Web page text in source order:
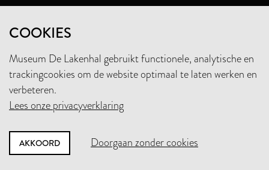
COOKIES
Museum De Lakenhal gebruikt functionele, analytische en
trackingcookies om de website optimaal te laten werken en
verbeteren.
Lees onze privacyverklaring
AKKOORD Doorgaan zonder cookies
+31 (0)71 5165360
INFO@LAKENHAL.NL
STEUN HET MUSEUM
NIEUWSBRIEF